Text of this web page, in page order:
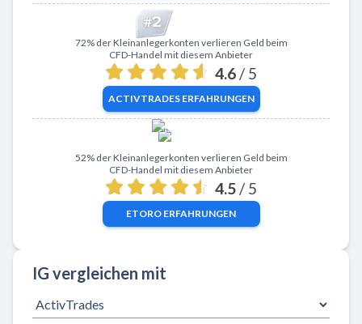
Zu ActivTrades
72% der Kleinanlegerkonten verlieren Geld beim
CFD-Handel mit diesem Anbieter
4.6 / 5
ACTIVTRADESERFAHRUNGEN
Zu eToro
52% der Kleinanlegerkonten verlieren Geld beim
CFD-Handel mit diesem Anbieter
4.5 / 5
ETORO ERFAHRUNGEN
IG vergleichen mit